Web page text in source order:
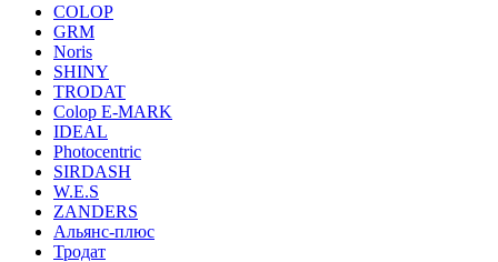
COLOP
GRM
Noris
SHINY
TRODAT
Colop E-MARK
IDEAL
Photocentric
SIRDASH
W.E.S
ZANDERS
Альянс-плюс
Тродат